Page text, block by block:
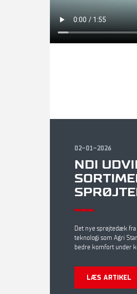
02-01-2026
NDI
Det nye sprøjtedæk fra
teknologi som Agri
bedre komfort under
LÆS ARTIKEL